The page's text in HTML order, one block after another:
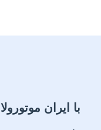
با ایران موتورولا